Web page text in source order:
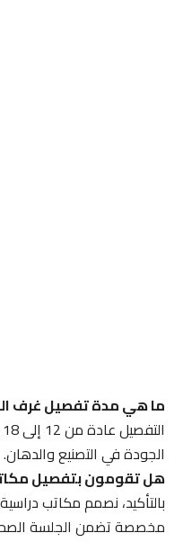
ما هي مدة تفصيل غرف
الجودة في التصنيع والدهان.
هل تقومون بتفصيل
بالتأكيد، نصمم مكاتب
مخصصة تضمن الجلسة